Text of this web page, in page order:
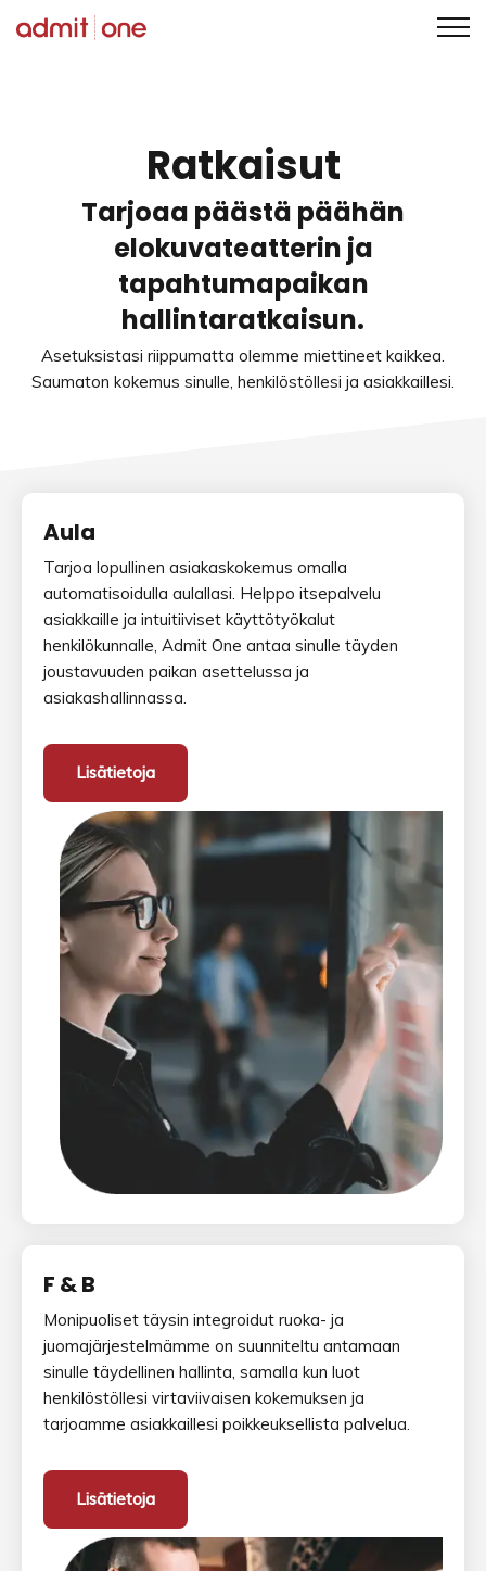
Ratkaisut
Tarjoaa päästä päähän
elokuvateatterin ja
tapahtumapaikan
hallintaratkaisun.
Asetuksistasi riippumatta olemme miettineet kaikkea.
Saumaton kokemus sinulle, henkilöstöllesi ja asiakkaillesi.
Aula
Tarjoa lopullinen asiakaskokemus omalla
automatisoidulla aulallasi. Helppo itsepalvelu
asiakkaille ja intuitiiviset käyttötyökalut
henkilökunnalle, Admit One antaa sinulle täyden
joustavuuden paikan asettelussa ja
asiakashallinnassa.
Lisätietoja
F & B
Monipuoliset täysin integroidut ruoka- ja
juomajärjestelmämme on suunniteltu antamaan
sinulle täydellinen hallinta, samalla kun luot
henkilöstöllesi virtaviivaisen kokemuksen ja
tarjoamme asiakkaillesi poikkeuksellista palvelua.
Lisätietoja